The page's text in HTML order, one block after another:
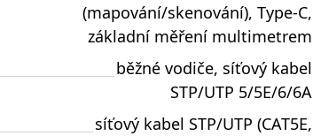
(mapování/skenování), Type-C,
základní měření multimetrem
běžné vodiče, síťový kabel
STP/UTP 5/5E/6/6A
síťový kabel STP/UTP (CAT5E,